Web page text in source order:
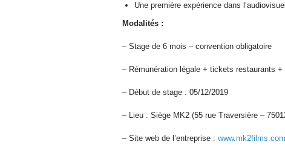
Une première expérience dans
Modalités :
– Stage de 6 mois – convention obligatoire
– Rémunération légale + tickets restaurants
– Début de stage : 05/12/2019
– Lieu : Siège MK2 (55 rue Traversière –
– Site web de l’entreprise : www.mk2films.com